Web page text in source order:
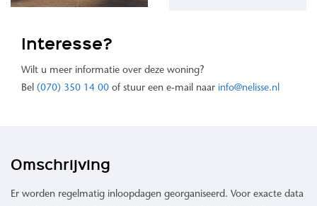
Interesse?
Wilt u meer informatie over deze woning?
Bel (070) 350 14 00 of stuur een e-mail naar info@nelisse.nl
Omschrijving
Er worden regelmatig inloopdagen georganiseerd. Voor exacte data